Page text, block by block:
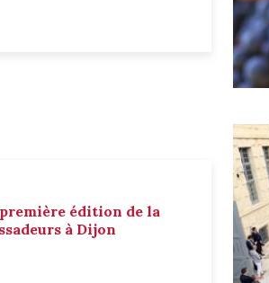
édition de la
à Dijon